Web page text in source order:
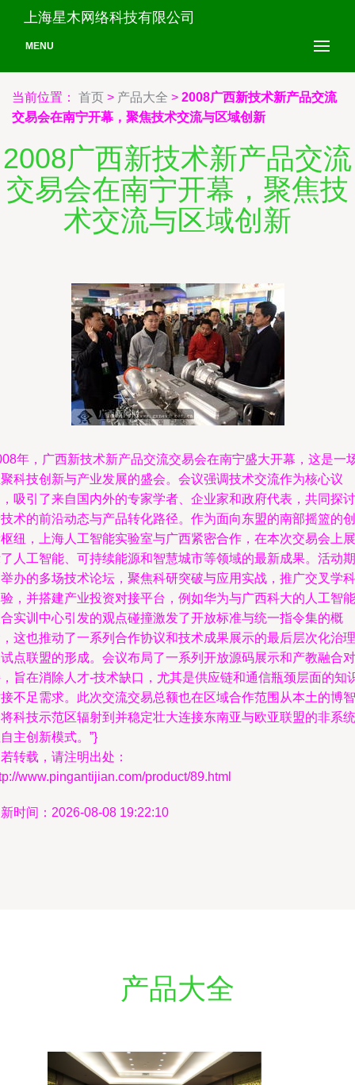
上海星木网络科技有限公司
MENU
当前位置： 首页 > 产品大全 > 2008广西新技术新产品交流
交易会在南宁开幕，聚焦技术交流与区域创新
2008广西新技术新产品交流
交易会在南宁开幕，聚焦技
术交流与区域创新
年，广西新技术新产品交流交易会在南宁盛大开幕，这是一
科技创新与产业发展的盛会。会议强调技术交流作为核心议
吸引了来自国内外的专家学者、企业家和政府代表，共同探讨
术的前沿动态与产品转化路径。作为面向东盟的南部摇篮的创
纽，上海人工智能实验室与广西紧密合作，在本次交易会上展
人工智能、可持续能源和智慧城市等领域的最新成果。活动期
办的多场技术论坛，聚焦科研突破与应用实战，推广交叉学科
，并搭建产业投资对接平台，例如华为与广西科大的人工智能
实训中心引发的观点碰撞激发了开放标准与统一指令集的概
这也推动了一系列合作协议和技术成果展示的最后层次化治理
点联盟的形成。会议布局了一系列开放源码展示和产教融合对
旨在消除人才-技术缺口，尤其是供应链和通信瓶颈层面的知
不足需求。此次交流交易总额也在区域合作范围从本土的博智
科技示范区辐射到并稳定壮大连接东南亚与欧亚联盟的非系统
主创新模式。”}
转载，请注明出处：
www.pingantijian.com/product/89.html
时间：2026-08-08 19:22:10
产品大全